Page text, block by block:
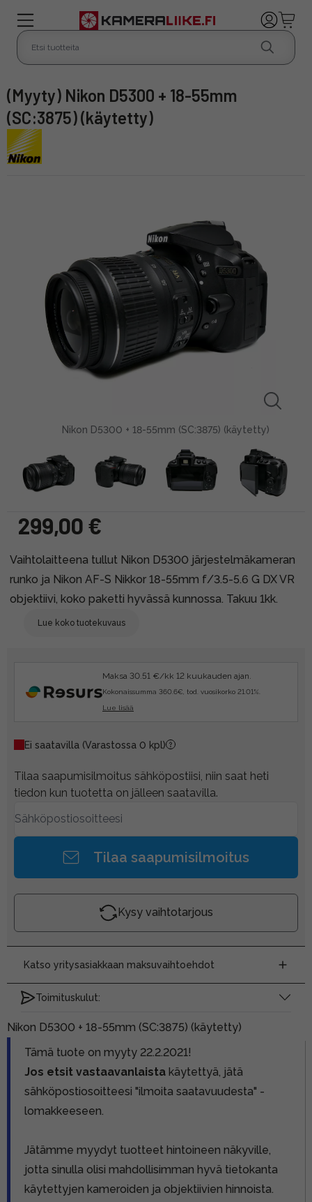
(Myyty) Nikon D5300 + 18-55mm
(SC:3875) (käytetty)
Nikon D5300 + 18-55mm (SC:3875) (käytetty)
299,00 €
Vaihtolaitteena tullut Nikon D5300 järjestelmäkameran
runko ja Nikon AF-S Nikkor 18-55mm f/3.5-5.6 G DX VR
objektiivi, koko paketti hyvässä kunnossa. Takuu 1kk.
Lue koko tuotekuvaus
Maksa 30.51 €/kk 12 kuukauden ajan.
Kokonaissumma 360.6€, tod. vuosikorko 21.01%.
Lue lisää
Ei saatavilla (Varastossa 0 kpl)
Tilaa saapumisilmoitus sähköpostiisi, niin saat heti
tiedon kun tuotetta on jälleen saatavilla.
Tilaa saapumisilmoitus
Kysy vaihtotarjous
Katso yritysasiakkaan maksuvaihtoehdot
Toimituskulut:
Nikon D5300 + 18-55mm (SC:3875) (käytetty)
Tämä tuote on myyty 22.2.2021!
Jos etsit vastaavanlaista käytettyä, jätä
sähköpostiosoitteesi "ilmoita saatavuudesta" -
lomakkeeseen.
Jätämme myydyt tuotteet hintoineen näkyville,
jotta sinulla olisi mahdollisimman hyvä tietokanta
käytettyjen kameroiden ja objektiivien hinnoista.